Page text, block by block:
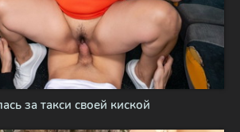
за такси своей киской